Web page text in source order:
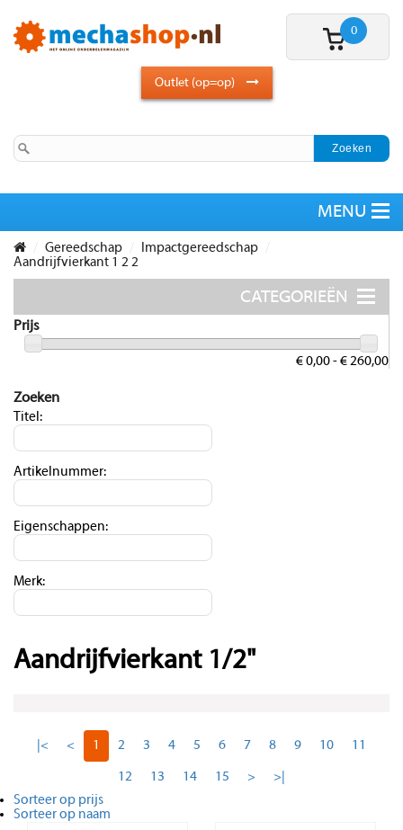
0
Outlet (op=op)
Gereedschap
Impactgereedschap
Aandrijfvierkant 1 2 2
Prijs
€ 0,00 - € 260,00
Zoeken
Titel:
Artikelnummer:
Eigenschappen:
Merk:
Aandrijfvierkant 1/2"
|< < 1 2 3 4 5 6 7 8 9 10 11
12 13 14 15 >
>|
Sorteer op prijs
Sorteer op naam